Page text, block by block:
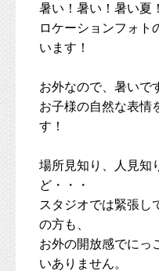
暑い！暑い！暑い夏
ロケーションフォト
います！
お外なので、暑いで
お子様の自然な表情
す！
場所見知り、人見知
ど・・・
スタジオでは緊張し
の方も、
お外の開放感でにっ
いありません。